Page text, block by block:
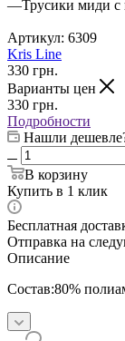
—Трусики миди с
Артикул: 6309
Kris Line
330 грн.
Варианты цен
330 грн.
Подробности
Нашли
В корзину
Купить в 1 клик
Бесплатная
Отправка на
Описание
Состав:80%